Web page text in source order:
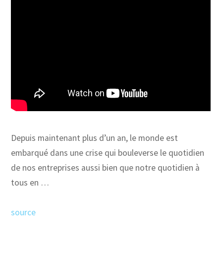
Depuis maintenant plus d’un an, le monde est
embarqué dans une crise qui bouleverse le quotidien
de nos entreprises aussi bien que notre quotidien à
tous en …
source